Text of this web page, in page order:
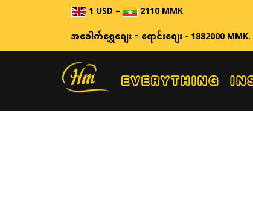
1 USD= 2110 MMK
အခေါက်ရွှေစျေး=ရောင်းစျေး - 1882000 MMK,